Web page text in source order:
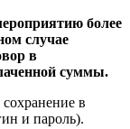
более
случае
в
суммы.
сохранение в
и пароль).